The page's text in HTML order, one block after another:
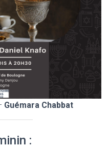
Guémara Chabbat
: